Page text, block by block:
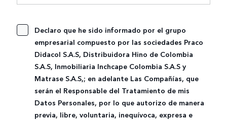
Declaro que he sido informado por el grupo
empresarial compuesto por las sociedades Praco
Didacol S.A.S, Distribuidora Hino de Colombia
S.A.S, Inmobiliaria Inchcape Colombia S.A.S y
Matrase S.A.S,; en adelante Las Compañías, que
serán el Responsable del Tratamiento de mis
Datos Personales, por lo que autorizo de manera
previa, libre, voluntaria, inequívoca, expresa e